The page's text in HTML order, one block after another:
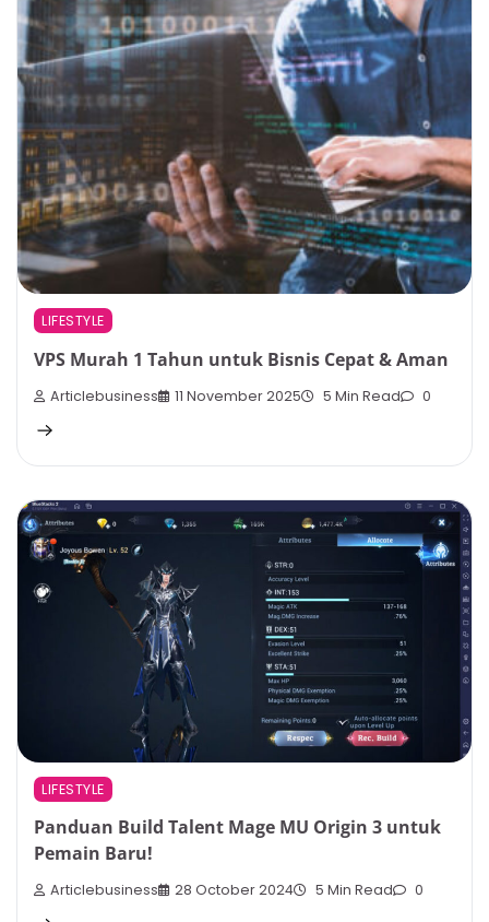
LIFESTYLE
VPS Murah 1 Tahun untuk Bisnis Cepat & Aman
Articlebusiness 11 November 2025 5 Min Read 0
LIFESTYLE
Panduan Build Talent Mage MU Origin 3 untuk
Pemain Baru!
Articlebusiness 28 October 2024 5 Min Read 0